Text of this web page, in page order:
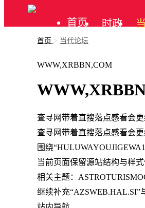
首页 时政
首页 > 当代论坛
WWW,XRBBN,COM
查寻网带着直搜落点感看会
查寻网带着直搜落点感看会
围绕
当前页面保留源站结构与样
相关主题：
继续补充